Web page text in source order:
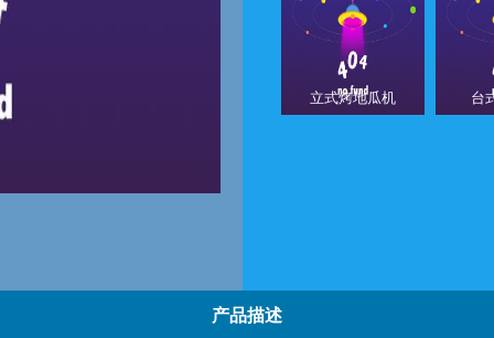
立式烤地瓜机 台
产品描述